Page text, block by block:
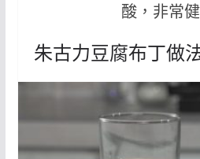
酸，非常
朱古力豆腐布丁做